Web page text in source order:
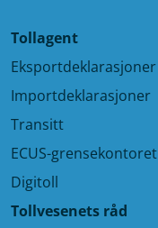
Tollagent
Eksportdeklarasjoner
Importdeklarasjoner
Transitt
ECUS-grensekontoret
Digitoll
Tollvesenets råd